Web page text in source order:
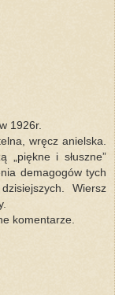
1926r.
wręcz anielska.
„piękne i słuszne”
demagogów tych
Wiersz
komentarze.